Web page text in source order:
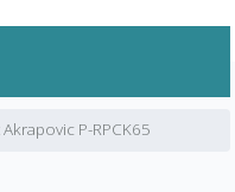
P-RPCK65